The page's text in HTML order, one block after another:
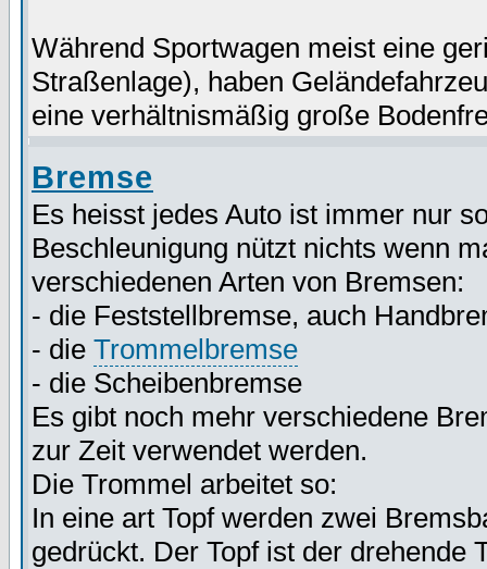
Während Sportwagen meist eine
Straßenlage), haben
eine verhältnismäßig große
Bremse
Es heisst jedes Auto ist immer nur
Beschleunigung nützt nichts wenn
verschiedenen Arten von Bremsen:
- die Feststellbremse, auch
- die Trommelbremse
- die Scheibenbremse
Es gibt noch mehr verschiedene
zur Zeit verwendet werden.
Die Trommel arbeitet so:
In eine art Topf werden zwei
gedrückt. Der Topf ist der drehende